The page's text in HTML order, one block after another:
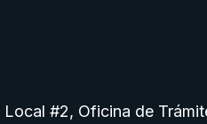
Local #2, Oficina de